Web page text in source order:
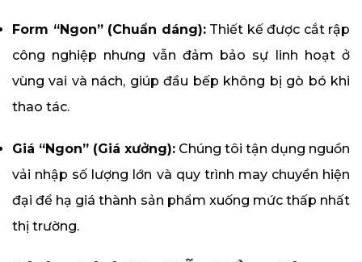
Form “Ngon” (Chuẩn dáng):Thiết kế được cắt rập
công nghiệp nhưng vẫn đảm bảo sự linh hoạt ở
vùng vai và nách, giúp đầu bếp không bị gò bó khi
thao tác.
Giá “Ngon” (Giá xưởng): Chúng tôi tận dụng nguồn
vải nhập số lượng lớn và quy trình may chuyền hiện
đại để hạ giá thành sản phẩm xuống mức thấp nhất
thị trường.